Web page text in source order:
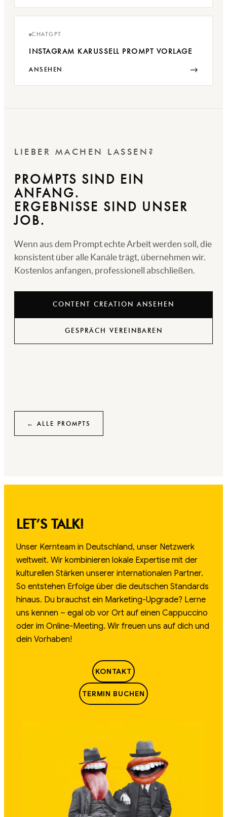
CHATGPT
INSTAGRAM KARUSSELL PROMPT VORLAGE
ANSEHEN →
LIEBER MACHEN LASSEN?
PROMPTS SIND EIN
ANFANG.
ERGEBNISSE SIND UNSER
JOB.
Wenn aus dem Prompt echte Arbeit werden soll, die
konsistent über alle Kanäle trägt, übernehmen wir.
Kostenlos anfangen, professionell abschließen.
CONTENT CREATION ANSEHEN
GESPRÄCH VEREINBAREN
← ALLE PROMPTS
LET’S TALK!
Unser Kernteam in Deutschland, unser Netzwerk
weltweit. Wir kombinieren lokale Expertise mit der
kulturellen Stärken unserer internationalen Partner.
So entstehen Erfolge über die deutschen Standards
hinaus. Du brauchst ein Marketing-Upgrade? Lerne
uns kennen – egal ob vor Ort auf einen Cappuccino
oder im Online-Meeting. Wir freuen uns auf dich und
dein Vorhaben!
KONTAKT
TERMIN BUCHEN